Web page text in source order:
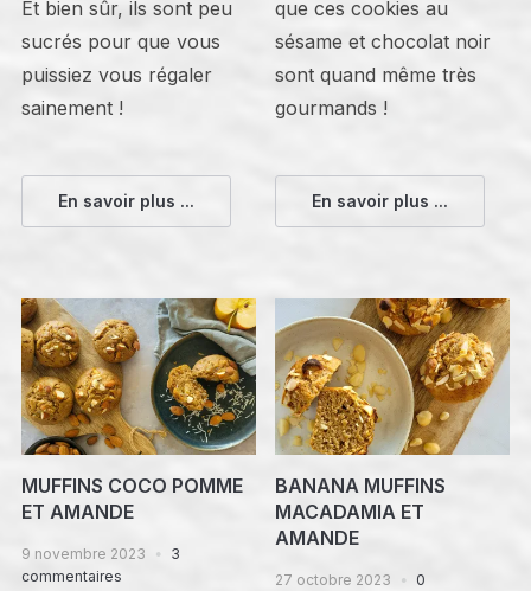
Et bien sûr, ils sont peu
sucrés pour que vous
puissiez vous régaler
sainement !
En savoir plus ...
que ces cookies au
sésame et chocolat noir
sont quand même très
gourmands !
En savoir plus ...
MUFFINS COCO POMME
ET AMANDE
9 novembre 2023
3
commentaires
BANANA MUFFINS
MACADAMIA ET
AMANDE
27 octobre 2023
0